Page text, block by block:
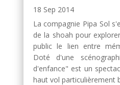
18 Sep 2014
La compagnie Pipa Sol
de la shoah pour
public le lien entre
Doté d'une
d'enfance" est un
haut vol particulièrement